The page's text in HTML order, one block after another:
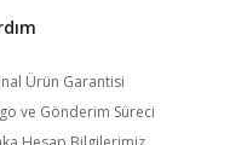
Ürün Garantisi
ve Gönderim Süreci